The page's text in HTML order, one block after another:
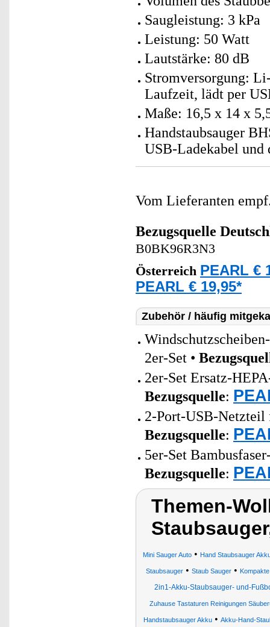
Saugleistung: 3 kPa
Leistung: 50 Watt
Lautstärke: 80 dB
Stromversorgung:
Laufzeit, lädt per
Maße: 16,5 x 14 x
Handstaubsauger
USB-Ladekabel und
Vom Lieferanten
Bezugsquelle
B0BK96R3N3
Österreich PEARL €
PEARL € 19,95*
Zubehör / häufig
2er-Set •
2er-Set Ersatz-
Bezugsquelle:
2-Port-USB-Netzteil
Bezugsquelle:
5er-Set
Bezugsquelle:
Themen-
Mini Sauger Auto • Hand Staubsauger
Staubsauger• Staub Sauger•
2in1-Akku-Staubsauger- und-
Zuhause Tastaturen Reinigungen
Handstaubsauger Akku • Akku-Hand-